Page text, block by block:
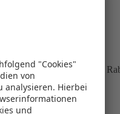
Nutzen Sie attraktive